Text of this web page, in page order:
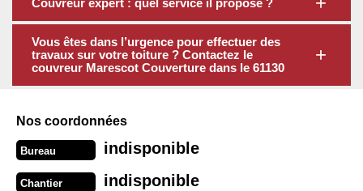
Couvreur expert : quel service il propose ?
Vous êtes dans l’urgence pour effectuer des
travaux sur votre toiture ? Contactez le
couvreur Marescot Couverture dans le 61130
Nos coordonnées
Bureau indisponible
Chantier indisponible